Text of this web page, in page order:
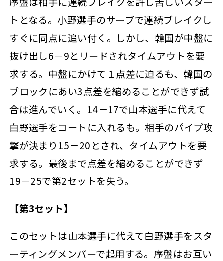
トとなる。小野選手のサーブで連続ブレイクし
すぐに同点に追い付く。しかし、韓国が中盤に
抜け出し6－9とリードされタイムアウトを要
求する。中盤にかけて１点差に迫るも、韓国の
ブロックにあい3点差を縮めることができず試
合は進んでいく。14－17で山本選手に代えて
白野選手をコートに入れるも。相手のパイプ攻
撃が決まり15－20とされ、タイムアウトを要
求する。最後まで点差を縮めることができず
19－25で第2セットを失う。
【第3セット】
このセットは山本選手に代えて白野選手をスタ
ーティングメンバーで起用する。序盤はお互い